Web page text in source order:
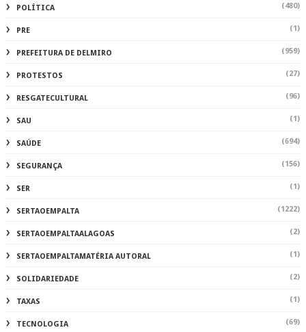
POLÍTICA (480)
PRE (1)
PREFEITURA DE DELMIRO (959)
PROTESTOS (27)
RESGATECULTURAL (96)
SAU (1)
SAÚDE (694)
SEGURANÇA (156)
SER (1)
SERTAOEMPALTA (1222)
SERTAOEMPALTAALAGOAS (2)
SERTAOEMPALTAMATÉRIA AUTORAL (1)
SOLIDARIEDADE (2)
TAXAS (1)
TECNOLOGIA (69)